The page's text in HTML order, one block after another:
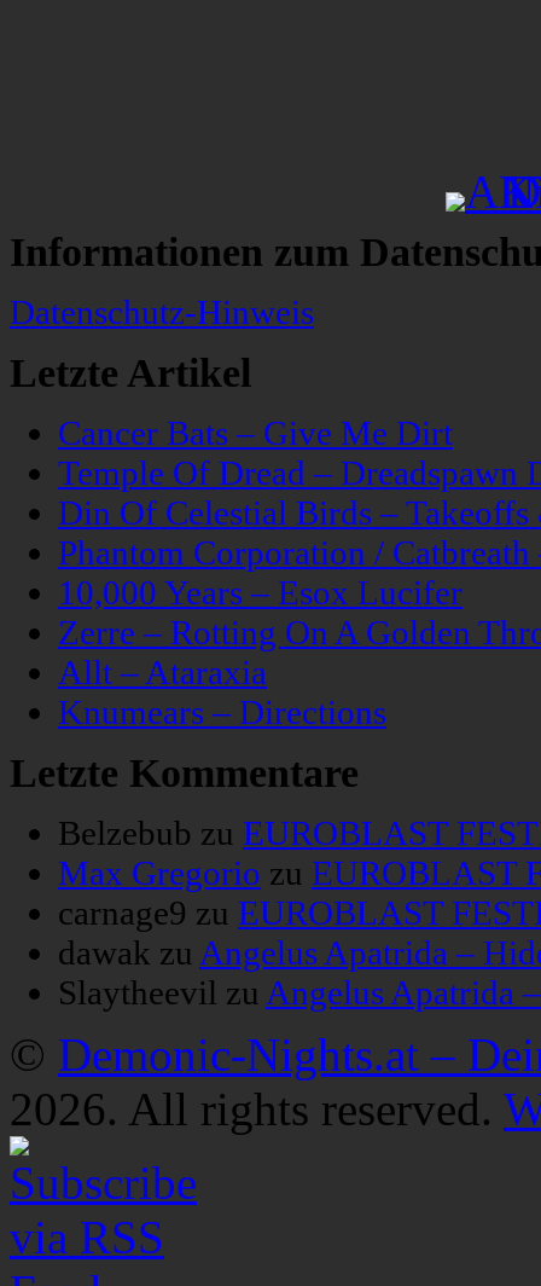
Informationen zum
Datenschutz-Hinweis
Letzte Artikel
Cancer Bats – Give Me Dirt
Temple Of Dread – Dreadspawn
Din Of Celestial Birds –
Phantom Corporation /
10,000 Years – Esox Lucifer
Zerre – Rotting On A Golden
Allt – Ataraxia
Knumears – Directions
Letzte Kommentare
Belzebub zu EUROBLAST
Max Gregorio zu EUROBLAST
carnage9 zu EUROBLAST
dawak zu Angelus Apatrida –
Slaytheevil zu Angelus Apatrida
© Demonic-Nights.at –
2026. All rights reserved.